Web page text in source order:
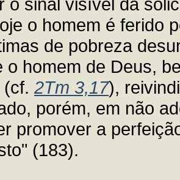
o homem é ferido
de pobreza
o homem de Deus,
2Tm 3,17),
porém, em não
promover a
(183).